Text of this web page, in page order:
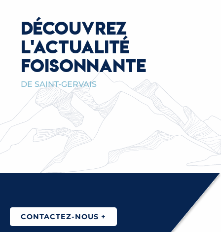
DÉCOUVREZ
L'ACTUALITÉ
FOISONNANTE
DE SAINT-GERVAIS
LOUER UNE SALLE
CONTACTEZ-NOUS +